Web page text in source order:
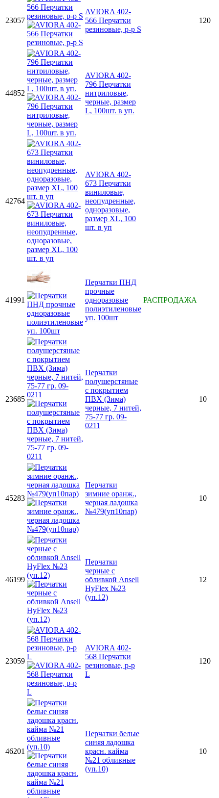
23057
AVIORA 402-
566 Перчатки
резиновые, р-р S
120
44852
AVIORA 402-
796 Перчатки
нитриловые,
черные, размер
L, 100шт. в уп.
42764
AVIORA 402-
673 Перчатки
виниловые,
неопудренные,
одноразовые,
размер XL, 100
шт. в уп
41991
Перчатки ПНД
прочные
одноразовые
полиэтиленовые
уп. 100шт
РАСПРОДАЖА
23685
Перчатки
полушерстяные
с покрытием
ПВХ (Зима)
черные, 7 нитей,
75-77 гр. 09-
0211
10
45283
Перчатки
зимние оранж.,
черная ладошка
№479(уп10пар)
10
46199
Перчатки
черные с
обливкой Ansell
HyFlex №23
(уп.12)
12
23059
AVIORA 402-
568 Перчатки
резиновые, р-р
L
120
46201
Перчатки белые
синяя ладошка
красн. кайма
№21 обливные
(уп.10)
10